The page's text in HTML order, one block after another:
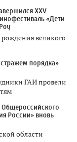
XXV
«Дети
великого
стражем порядка»
ГАИ провели
Общероссийского
России» вновь
области